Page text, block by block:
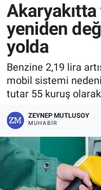
yeniden
yolda
Benzine 2,19 lira
mobil sistemi
tutar 55 kuruş olarak
ZEYNEP MUTLUSOY
MUHABIR